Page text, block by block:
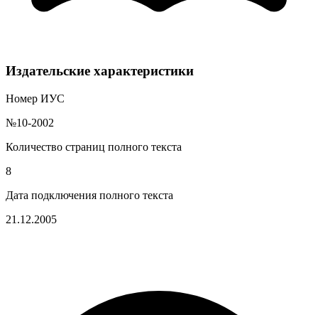
Издательские характеристики
Номер ИУС
№10-2002
Количество страниц полного текста
8
Дата подключения полного текста
21.12.2005